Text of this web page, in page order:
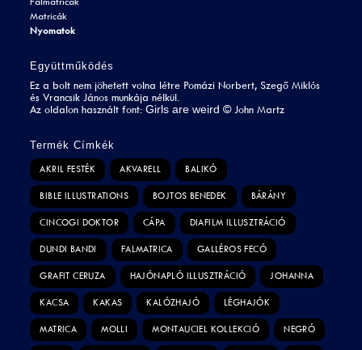
Matricák
Nyomatok
Együttműködés
Ez a bolt nem jöhetett volna létre Pomázi Norbert, Szegő Miklós
és Vrancsik János munkája nélkül.
Az oldalon használt font:Girls are weird ©John Martz
Termék Címkék
AKRIL FESTÉK AKVARELL BALIKÓ
BIBLE ILLUSTRATIONS BOJTOS BENEDEK BÁRÁNY
CINCOGI DOKTOR CÁPA DIAFILM ILLUSZTRÁCIÓ
DUNDI BANDI FALMATRICA GALLÉROS FECÓ
GRAFIT CERUZA HAJÓNAPLÓ ILLUSZTRÁCIÓ JOHANNA
KACSA KAKAS KALÓZHAJÓ LÉGHAJÓK
MATRICA MOLLI MONTAUCIEL KOLLEKCIÓ NEGRÓ